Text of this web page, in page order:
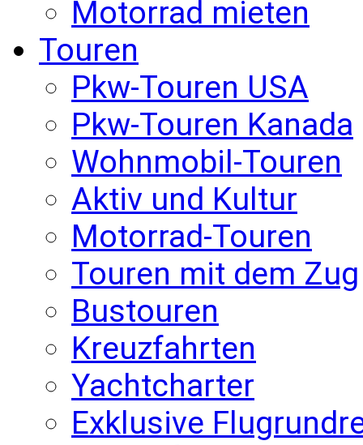
Motorrad mieten
Touren
Pkw-Touren USA
Pkw-Touren Kanada
Wohnmobil-Touren
Aktiv und Kultur
Motorrad-Touren
Touren mit dem Zug
Bustouren
Kreuzfahrten
Yachtcharter
Exklusive